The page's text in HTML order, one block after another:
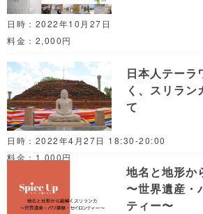
日時：2022年10月27日
料金：2,000円
日本人テーラ
く、スリラン
て
日時：2022年4月27日 18:30-20:00
料金：1,000円
地名と地形か
〜世界遺産・
ティー〜